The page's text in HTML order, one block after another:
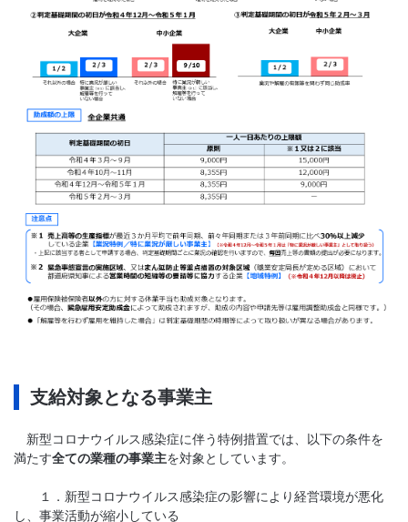
支給対象となる事業主
新型コロナウイルス感染症に伴う特例措置では、以下の条件を
満たす全ての業種の事業主を対象としています。
１．新型コロナウイルス感染症の影響により経営環境が悪化
し、事業活動が縮小している